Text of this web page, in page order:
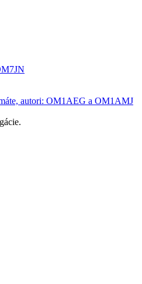
autori: OM1AEG a OM1AMJ